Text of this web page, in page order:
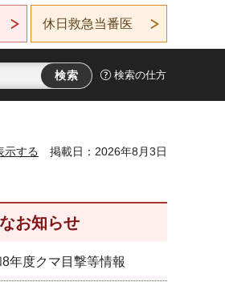
休日救急当番医
検索の仕方
示する 掲載日：2026年8月3日
お知らせ
年度クマ目撃等情報